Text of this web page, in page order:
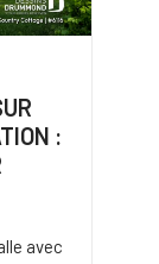
:
avec